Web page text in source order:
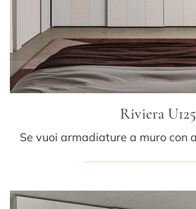
Riviera U125